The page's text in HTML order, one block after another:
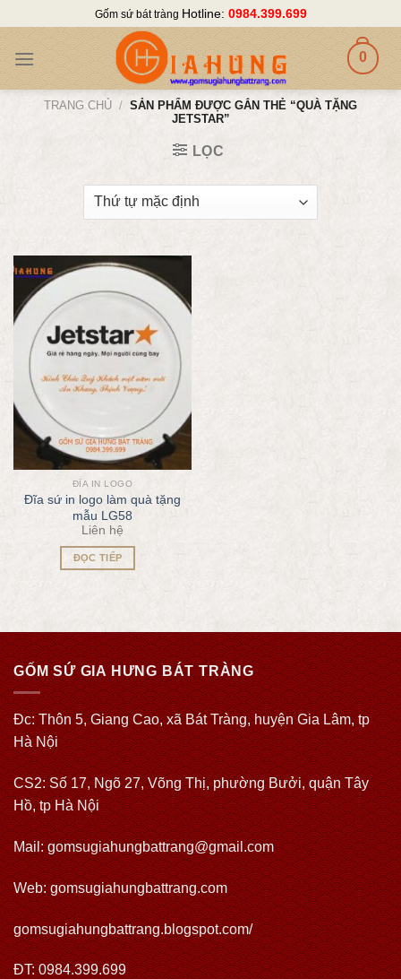
content
Gốm sứ bát tràng Hotline: 0984.399.699
0
TRANG CHỦ / SẢN PHẨM ĐƯỢC GẮN THẺ “QUÀ TẶNG
JETSTAR”
LỌC
ĐĨA IN LOGO
Đĩa sứ in logo làm quà tặng
mẫu LG58
Liên hệ
ĐỌC TIẾP
GỐM SỨ GIA HƯNG BÁT TRÀNG
Đc: Thôn 5, Giang Cao, xã Bát Tràng, huyện Gia Lâm, tp
Hà Nội
CS2: Số 17, Ngõ 27, Võng Thị, phường Bưởi, quận Tây
Hồ, tp Hà Nội
Mail: gomsugiahungbattrang@gmail.com
Web:gomsugiahungbattrang.com
gomsugiahungbattrang.blogspot.com/
ĐT: 0984.399.699